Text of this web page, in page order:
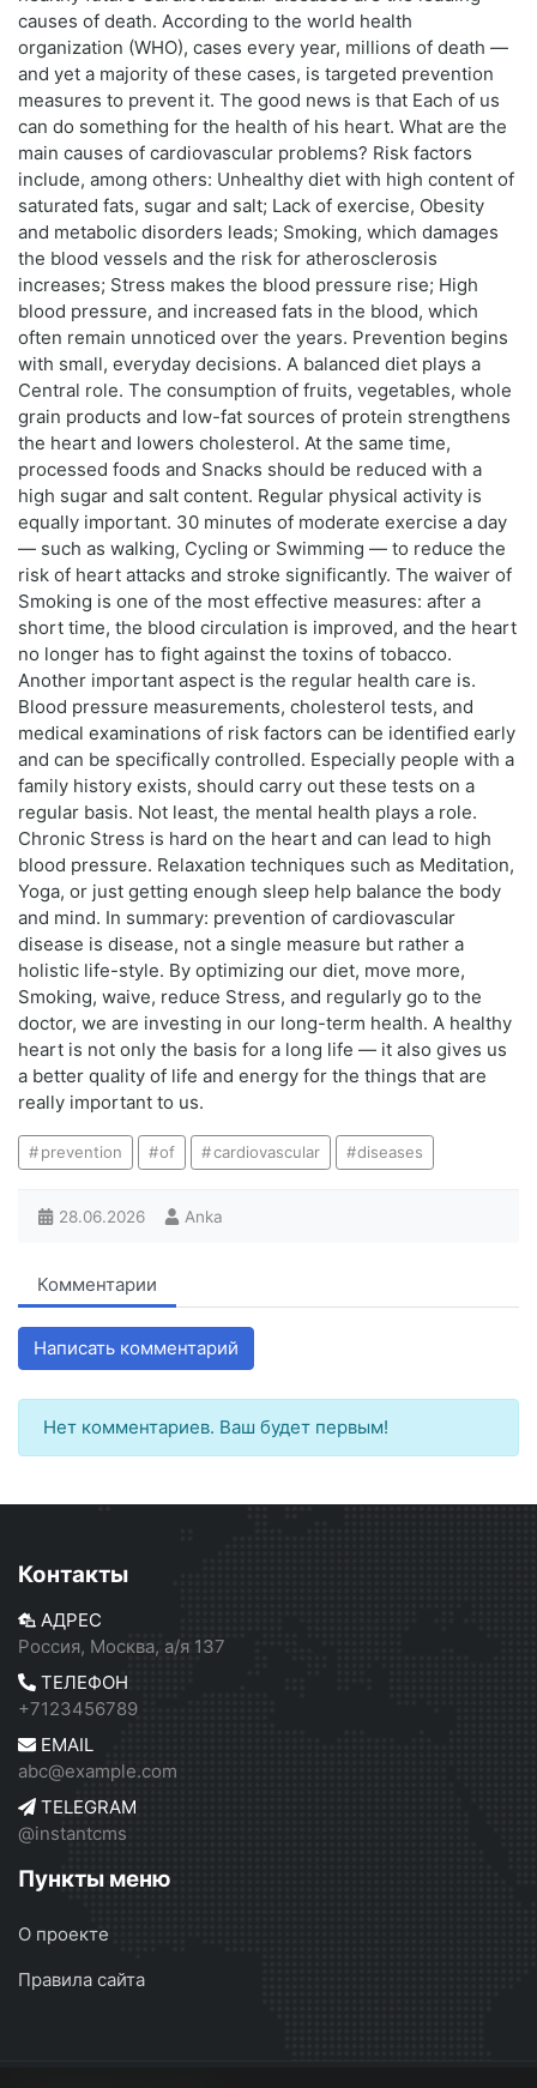
causes of death. According to the world health
organization (WHO), cases every year, millions of death —
and yet a majority of these cases, is targeted prevention
measures to prevent it. The good news is that Each of us
can do something for the health of his heart. What are the
main causes of cardiovascular problems? Risk factors
include, among others: Unhealthy diet with high content of
saturated fats, sugar and salt; Lack of exercise, Obesity
and metabolic disorders leads; Smoking, which damages
the blood vessels and the risk for atherosclerosis
increases; Stress makes the blood pressure rise; High
blood pressure, and increased fats in the blood, which
often remain unnoticed over the years. Prevention begins
with small, everyday decisions. A balanced diet plays a
Central role. The consumption of fruits, vegetables, whole
grain products and low-fat sources of protein strengthens
the heart and lowers cholesterol. At the same time,
processed foods and Snacks should be reduced with a
high sugar and salt content. Regular physical activity is
equally important. 30 minutes of moderate exercise a day
— such as walking, Cycling or Swimming — to reduce the
risk of heart attacks and stroke significantly. The waiver of
Smoking is one of the most effective measures: after a
short time, the blood circulation is improved, and the heart
no longer has to fight against the toxins of tobacco.
Another important aspect is the regular health care is.
Blood pressure measurements, cholesterol tests, and
medical examinations of risk factors can be identified early
and can be specifically controlled. Especially people with a
family history exists, should carry out these tests on a
regular basis. Not least, the mental health plays a role.
Chronic Stress is hard on the heart and can lead to high
blood pressure. Relaxation techniques such as Meditation,
Yoga, or just getting enough sleep help balance the body
and mind. In summary: prevention of cardiovascular
disease is disease, not a single measure but rather a
holistic life-style. By optimizing our diet, move more,
Smoking, waive, reduce Stress, and regularly go to the
doctor, we are investing in our long-term health. A healthy
heart is not only the basis for a long life — it also gives us
a better quality of life and energy for the things that are
really important to us.
prevention of cardiovascular diseases
28.06.2026 Anka
Комментарии
Написать комментарий
Нет комментариев. Ваш будет первым!
Контакты
АДРЕС
Россия, Москва, а/я 137
ТЕЛЕФОН
+7123456789
EMAIL
abc@example.com
TELEGRAM
@instantcms
Пункты меню
О проекте
Правила сайта